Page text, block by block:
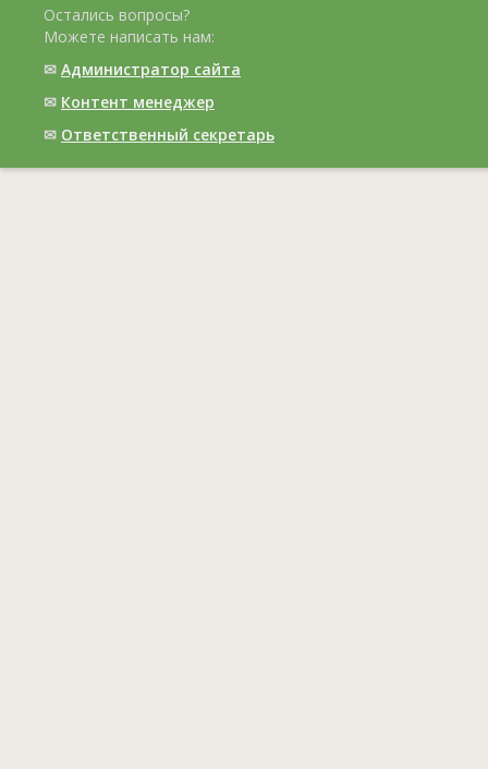
Остались вопросы?
Можете написать нам:
✉ Администратор сайта
✉ Контент менеджер
✉ Ответственный cекретарь